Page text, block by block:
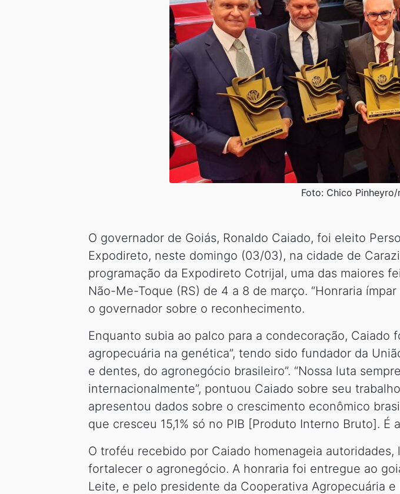
Foto: Chico
O governador de Goiás, Ronaldo Caiado, foi eleito
Expodireto, neste domingo (03/03), na cidade de
programação da Expodireto Cotrijal, uma das maiores
Não-Me-Toque (RS) de 4 a 8 de março. “Honraria
o governador sobre o reconhecimento.
Enquanto subia ao palco para a condecoração,
agropecuária na genética”, tendo sido fundador da
e dentes, do agronegócio brasileiro”. “Nossa luta
internacionalmente”, pontuou Caiado sobre seu
apresentou dados sobre o crescimento econômico
que cresceu 15,1% só no PIB [Produto Interno Bruto].
O troféu recebido por Caiado homenageia
fortalecer o agronegócio. A honraria foi entregue ao
Leite, e pelo presidente da Cooperativa Agropecuária